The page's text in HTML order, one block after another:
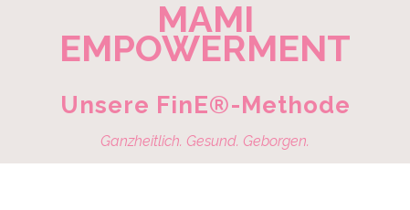
MAMI
EMPOWERMENT
Unsere FinE®-Methode
Ganzheitlich. Gesund. Geborgen.